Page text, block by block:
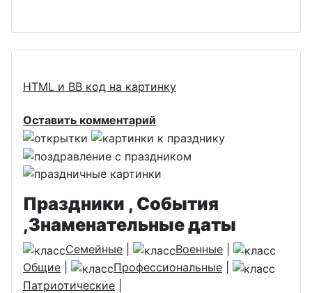
HTML и BB код на картинку
Оставить комментарий
Праздники , События
,Знаменательные даты
Семейные Военные
Общие
Профессиональные
Патриотические